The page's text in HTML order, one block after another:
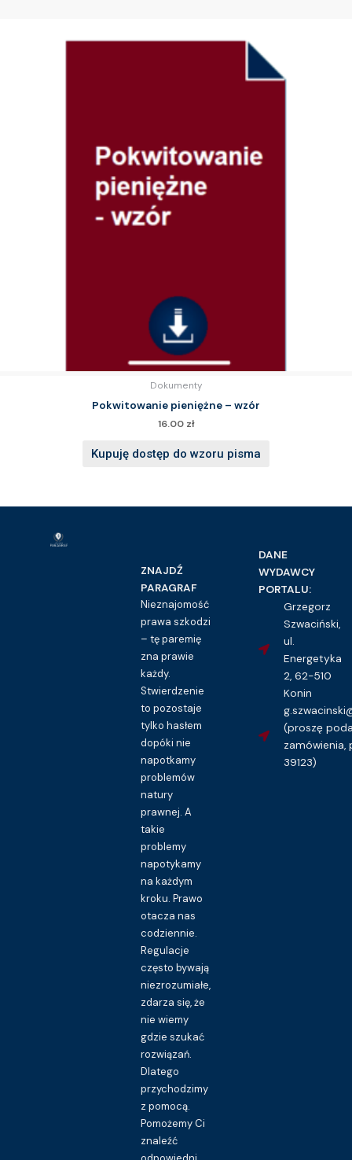
Dokumenty
Pokwitowanie pieniężne – wzór
16.00 zł
Kupuję dostęp do wzoru pisma
ZNAJDŹ
PARAGRAF
Nieznajomość
prawa szkodzi
– tę paremię
zna prawie
każdy.
Stwierdzenie
to pozostaje
tylko hasłem
dopóki nie
napotkamy
problemów
natury
prawnej. A
takie
problemy
napotykamy
na każdym
kroku. Prawo
otacza nas
codziennie.
Regulacje
często bywają
niezrozumiałe,
zdarza się, że
nie wiemy
gdzie szukać
rozwiązań.
Dlatego
przychodzimy
z pomocą.
Pomożemy Ci
znaleźć
DANE
WYDAWCY
PORTALU:
Grzegorz
Szwaciński,
ul.
Energetyka
2, 62-510
Konin
(proszę
zamówienia,
39123)